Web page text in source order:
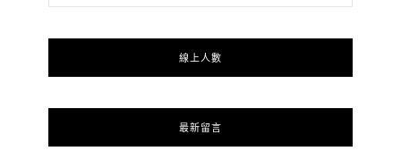
線上人數
最新留言